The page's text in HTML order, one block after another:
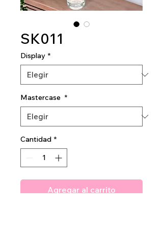
SK011
Display *
Mastercase *
Cantidad *
Agregar al carrito